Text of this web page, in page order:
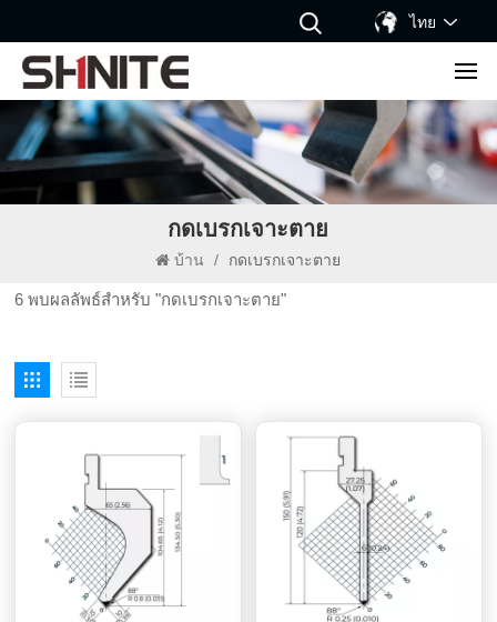
ไทย
กดเบรกเจาะตาย
บ้าน / กดเบรกเจาะตาย
6 พบผลลัพธ์สำหรับ "กดเบรกเจาะตาย"